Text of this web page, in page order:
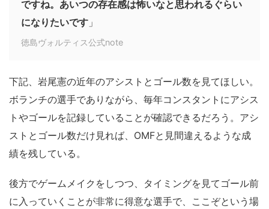
ですね。あいつの存在感は怖いなと思われるぐらい
になりたいです 」
徳島ヴォルティス公式note
下記、岩尾憲の近年のアシストとゴール数を見てほしい。
ボランチの選手でありながら、毎年コンスタントにアシス
トやゴールを記録していることが確認できるだろう。アシ
ストとゴール数だけ見れば、OMFと見間違えるような成
績を残している。
後方でゲームメイクをしつつ、タイミングを見てゴール前
に入っていくことが非常に得意な選手で、ここぞという場